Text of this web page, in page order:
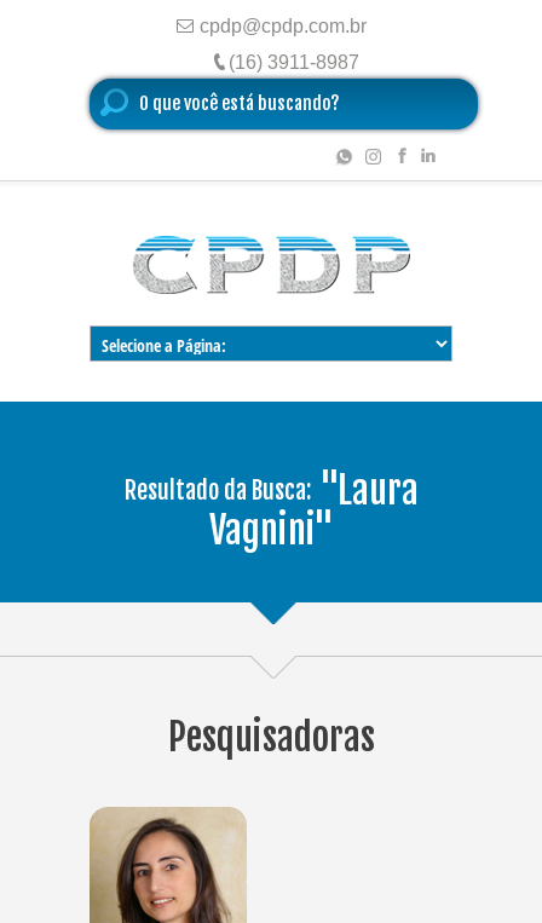
cpdp@cpdp.com.br
(16) 3911-8987
Resultado da Busca:"Laura
Vagnini"
Pesquisadoras